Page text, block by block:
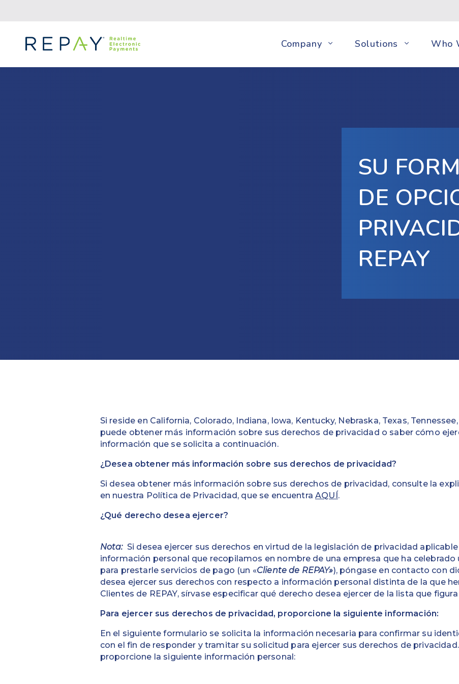
Company Solutions Who
SU
DE
REPAY
Si reside en California, Colorado, Indiana, Iowa, Kentucky, Nebraska, Texas,
puede obtener más información sobre sus derechos de privacidad o saber cómo
información que se solicita a continuación.
¿Desea obtener más información sobre sus derechos de privacidad?
Si desea obtener más información sobre sus derechos de privacidad, consulte la
en nuestra Política de Privacidad, que se encuentraAQUÍ.
¿Qué derecho desea ejercer?
Nota: Si desea ejercer sus derechos en virtud de la legislación de privacidad
información personal que recopilamos en nombre de una empresa que ha
para prestarle servicios de pago (un «Cliente de REPAY»), póngase en contacto con
desea ejercer sus derechos con respecto a información personal distinta de la que
Clientes de REPAY, sírvase especificar qué derecho desea ejercer de la lista que
Para ejercer sus derechos de privacidad, proporcione la siguiente información:
En el siguiente formulario se solicita la información necesaria para confirmar su
con el fin de responder y tramitar su solicitud para ejercer sus derechos de
proporcione la siguiente información personal: